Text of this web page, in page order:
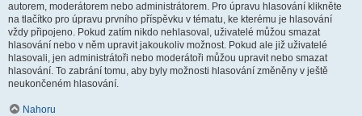
autorem, moderátorem nebo administrátorem. Pro úpravu hlasování klikněte
na tlačítko pro úpravu prvního příspěvku v tématu, ke kterému je hlasování
vždy připojeno. Pokud zatím nikdo nehlasoval, uživatelé můžou smazat
hlasování nebo v něm upravit jakoukoliv možnost. Pokud ale již uživatelé
hlasovali, jen administrátoři nebo moderátoři můžou upravit nebo smazat
hlasování. To zabrání tomu, aby byly možnosti hlasování změněny v ještě
neukončeném hlasování.
Nahoru